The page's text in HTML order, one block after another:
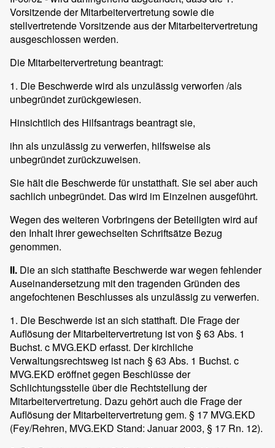
Vorsitzende der Mitarbeitervertretung sowie die
stellvertretende Vorsitzende aus der Mitarbeitervertretung
ausgeschlossen werden.
Die Mitarbeitervertretung beantragt:
1. Die Beschwerde wird als unzulässig verworfen /als
unbegründet zurückgewiesen.
Hinsichtlich des Hilfsantrags beantragt sie,
ihn als unzulässig zu verwerfen, hilfsweise als
unbegründet zurückzuweisen.
Sie hält die Beschwerde für unstatthaft. Sie sei aber auch
sachlich unbegründet. Das wird im Einzelnen ausgeführt.
Wegen des weiteren Vorbringens der Beteiligten wird auf
den Inhalt ihrer gewechselten Schriftsätze Bezug
genommen.
II. Die an sich statthafte Beschwerde war wegen fehlender
Auseinandersetzung mit den tragenden Gründen des
angefochtenen Beschlusses als unzulässig zu verwerfen.
1. Die Beschwerde ist an sich statthaft. Die Frage der
Auflösung der Mitarbeitervertretung ist von § 63 Abs. 1
Buchst. c MVG.EKD erfasst. Der kirchliche
Verwaltungsrechtsweg ist nach § 63 Abs. 1 Buchst. c
MVG.EKD eröffnet gegen Beschlüsse der
Schlichtungsstelle über die Rechtstellung der
Mitarbeitervertretung. Dazu gehört auch die Frage der
Auflösung der Mitarbeitervertretung gem. § 17 MVG.EKD
(Fey/Rehren, MVG.EKD Stand: Januar 2003, § 17 Rn. 12).